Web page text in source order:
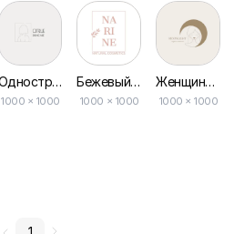
Однострочный Рисунок Красоты Иллюстрация Логотипа
1000 × 1000
Бежевый Рамочный Лист Натуральной Косметики Логотип Красоты
1000 × 1000
Женщина Луна Иллюстрация Красота Органическая Косметика Логотип
1000 × 1000